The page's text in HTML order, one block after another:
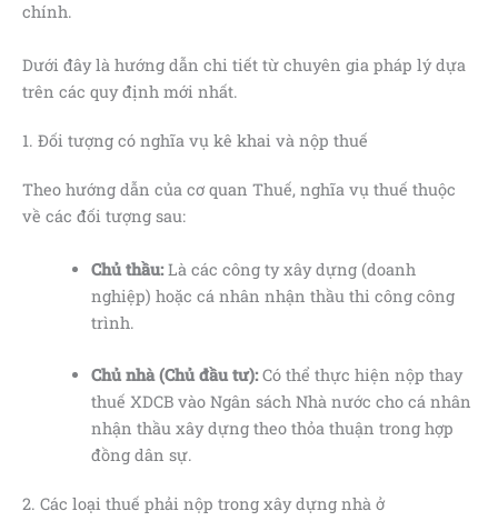
chính.
Dưới đây là hướng dẫn chi tiết từ chuyên gia pháp lý dựa
trên các quy định mới nhất.
1. Đối tượng có nghĩa vụ kê khai và nộp thuế
Theo hướng dẫn của cơ quan Thuế, nghĩa vụ thuế thuộc
về các đối tượng sau:
Chủ thầu:Là các công ty xây dựng (doanh
nghiệp) hoặc cá nhân nhận thầu thi công công
trình.
Chủ nhà (Chủ đầu tư):Có thể thực hiện nộp thay
thuế XDCB vào Ngân sách Nhà nước cho cá nhân
nhận thầu xây dựng theo thỏa thuận trong hợp
đồng dân sự.
2. Các loại thuế phải nộp trong xây dựng nhà ở